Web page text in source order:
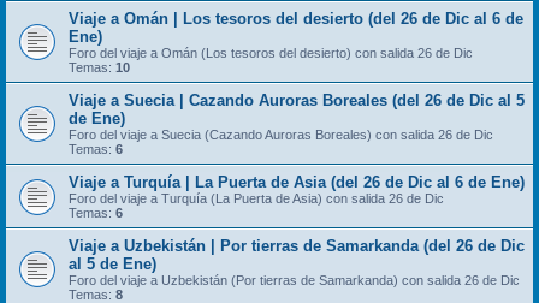
Viaje a Omán | Los tesoros del desierto (del 26 de Dic al 6 de
Ene)
Foro del viaje a Omán (Los tesoros del desierto) con salida 26 de Dic
Temas: 10
Viaje a Suecia | Cazando Auroras Boreales (del 26 de Dic al 5
de Ene)
Foro del viaje a Suecia (Cazando Auroras Boreales) con salida 26 de Dic
Temas: 6
Viaje a Turquía | La Puerta de Asia (del 26 de Dic al 6 de Ene)
Foro del viaje a Turquía (La Puerta de Asia) con salida 26 de Dic
Temas: 6
Viaje a Uzbekistán | Por tierras de Samarkanda (del 26 de Dic
al 5 de Ene)
Foro del viaje a Uzbekistán (Por tierras de Samarkanda) con salida 26 de Dic
Temas: 8